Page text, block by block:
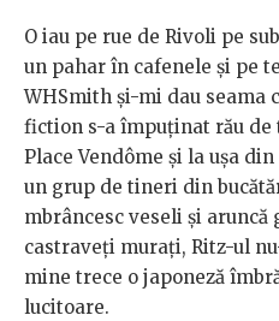
O iau pe rue de Rivoli pe
un pahar în cafenele şi pe
WHSmith şi-mi dau seama
fiction s-a împuţinat rău de
Place Vendôme şi la uşa
un grup de tineri din
mbrâncesc veseli şi aruncă
castraveţi muraţi, Ritz-ul
mine trece o japoneză
lucitoare.